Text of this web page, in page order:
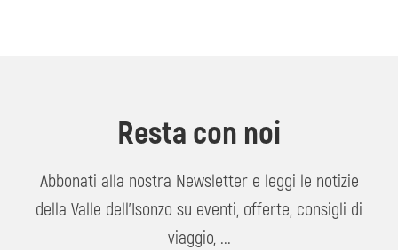
Resta con noi
Abbonati alla nostra Newsletter e leggi le notizie
della Valle dell'Isonzo su eventi, offerte, consigli di
viaggio, ...